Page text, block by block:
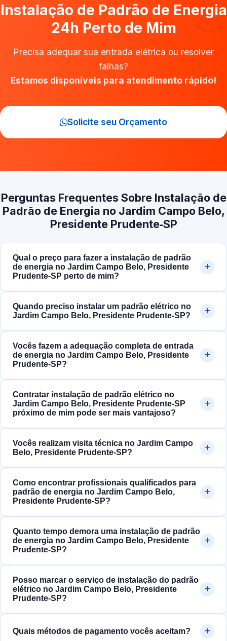
Instalação de Padrão de Energia
24h Perto de Mim
Precisa adequar sua entrada elétrica ou resolver
falhas?
Estamos disponíveis para atendimento rápido!
Solicite seu Orçamento
Perguntas Frequentes Sobre Instalação de
Padrão de Energia no Jardim Campo Belo,
Presidente Prudente‑SP
Qual o preço para fazer a instalação de padrão
de energia no Jardim Campo Belo, Presidente
Prudente‑SP perto de mim?
Quando preciso instalar um padrão elétrico no
Jardim Campo Belo, Presidente Prudente‑SP?
Vocês fazem a adequação completa de entrada
de energia no Jardim Campo Belo, Presidente
Prudente‑SP?
Contratar instalação de padrão elétrico no
Jardim Campo Belo, Presidente Prudente‑SP
próximo de mim pode ser mais vantajoso?
Vocês realizam visita técnica no Jardim Campo
Belo, Presidente Prudente‑SP?
Como encontrar profissionais qualificados para
padrão de energia no Jardim Campo Belo,
Presidente Prudente‑SP?
Quanto tempo demora uma instalação de padrão
de energia no Jardim Campo Belo, Presidente
Prudente‑SP?
Posso marcar o serviço de instalação do padrão
elétrico no Jardim Campo Belo, Presidente
Prudente‑SP?
Quais métodos de pagamento vocês aceitam?